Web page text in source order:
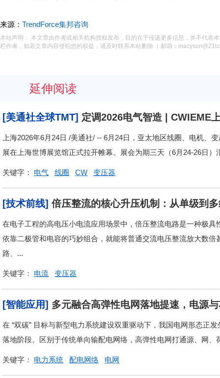
来源： TrendForce集邦咨询
本站声明： 本文章由作者或相关机构授权发布，目的在于传递更多信息，并不代表
栏作者，如若文章内容侵犯您的权益，请及时联系本站删除（ 邮箱：
延伸阅读
[美通社全球TMT] 定调2026电气智造 | CWIEME
强势集结
上海2026年6月24日 /美通社/ -- 6月24日，亚太地区线圈、电机
展在上海世博展览馆正式拉开帷幕。展会为期三天（6月24-26日）
关键字： 电气 线圈 CW 变压器
[技术前线] 倍压整流的核心升压机制：从单级到
在电子工程的高电压小电流应用场景中，倍压整流电路是一种极
依靠二极管和电容的巧妙组合，就能将普通交流电压整流放大数
路、...
关键字： 电流 变压器
[智能应用] 多元融合高弹性电网落地提速，电源
在 “双碳” 目标与新型电力系统建设双重驱动下，我国电网形态正
落地阶段。区别于传统单向输配电网络，高弹性电网打通源、网
关键字： 电力系统 配电网络 电网